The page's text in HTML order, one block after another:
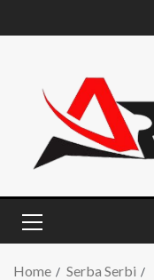
Home
Serba Serbi